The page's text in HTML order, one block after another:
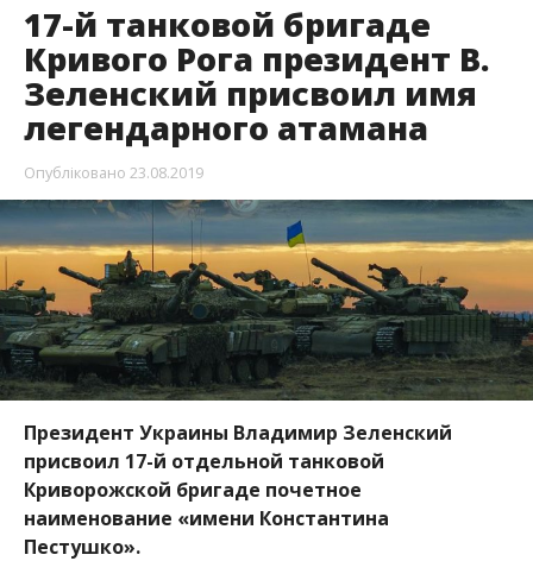
17-й танковой бригаде
Кривого Рога президент В.
Зеленский присвоил имя
легендарного атамана
Опубліковано 23.08.2019
Президент Украины Владимир Зеленский
присвоил 17-й отдельной танковой
Криворожской бригаде почетное
наименование «имени Константина
Пестушко».